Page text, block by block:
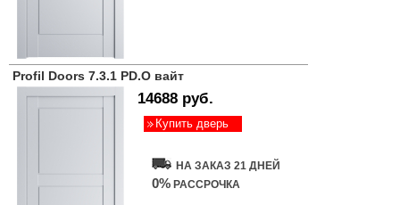
Profil Doors 7.3.1 PD.O вайт
14688 руб.
Купить дверь
НА ЗАКАЗ 21 ДНЕЙ
0% РАССРОЧКА